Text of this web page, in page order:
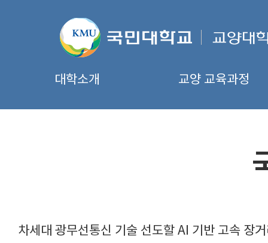
대학소개 교양 교육과정
차세대 광무선통신 기술 선도할 AI 기반 고속 장